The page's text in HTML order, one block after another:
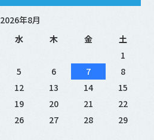
2026年8月
水 木 金
土
1
5 6 7
8
12 13 14
15
19 20 21
22
26 27 28
29